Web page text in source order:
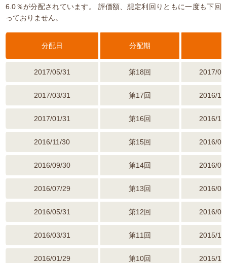
6.0％が分配されています。
評価額、想定利回りともに一度も下回
っておりません。
分配日 分配期
2017/05/31 第18回 2017/
2017/03/31 第17回 2016/
2017/01/31 第16回 2016/
2016/11/30 第15回 2016/
2016/09/30 第14回 2016/
2016/07/29 第13回 2016/
2016/05/31 第12回 2016/
2016/03/31 第11回 2015/
2016/01/29 第10回 2015/